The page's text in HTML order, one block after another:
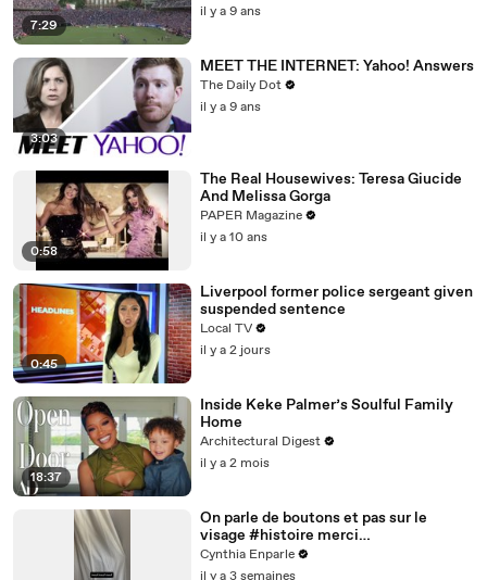
7:29
il y a 9 ans
3:03
MEET THE INTERNET: Yahoo! Answers
The Daily Dot
il y a 9 ans
0:58
The Real Housewives: Teresa Giucide
And Melissa Gorga
PAPER Magazine
il y a 10 ans
0:45
Liverpool former police sergeant given
suspended sentence
Local TV
il y a 2 jours
18:37
Inside Keke Palmer’s Soulful Family
Home
Architectural Digest
il y a 2 mois
On parle de boutons et pas sur le
visage #histoire merci
@studio_paillette prêt*
Cynthia Enparle